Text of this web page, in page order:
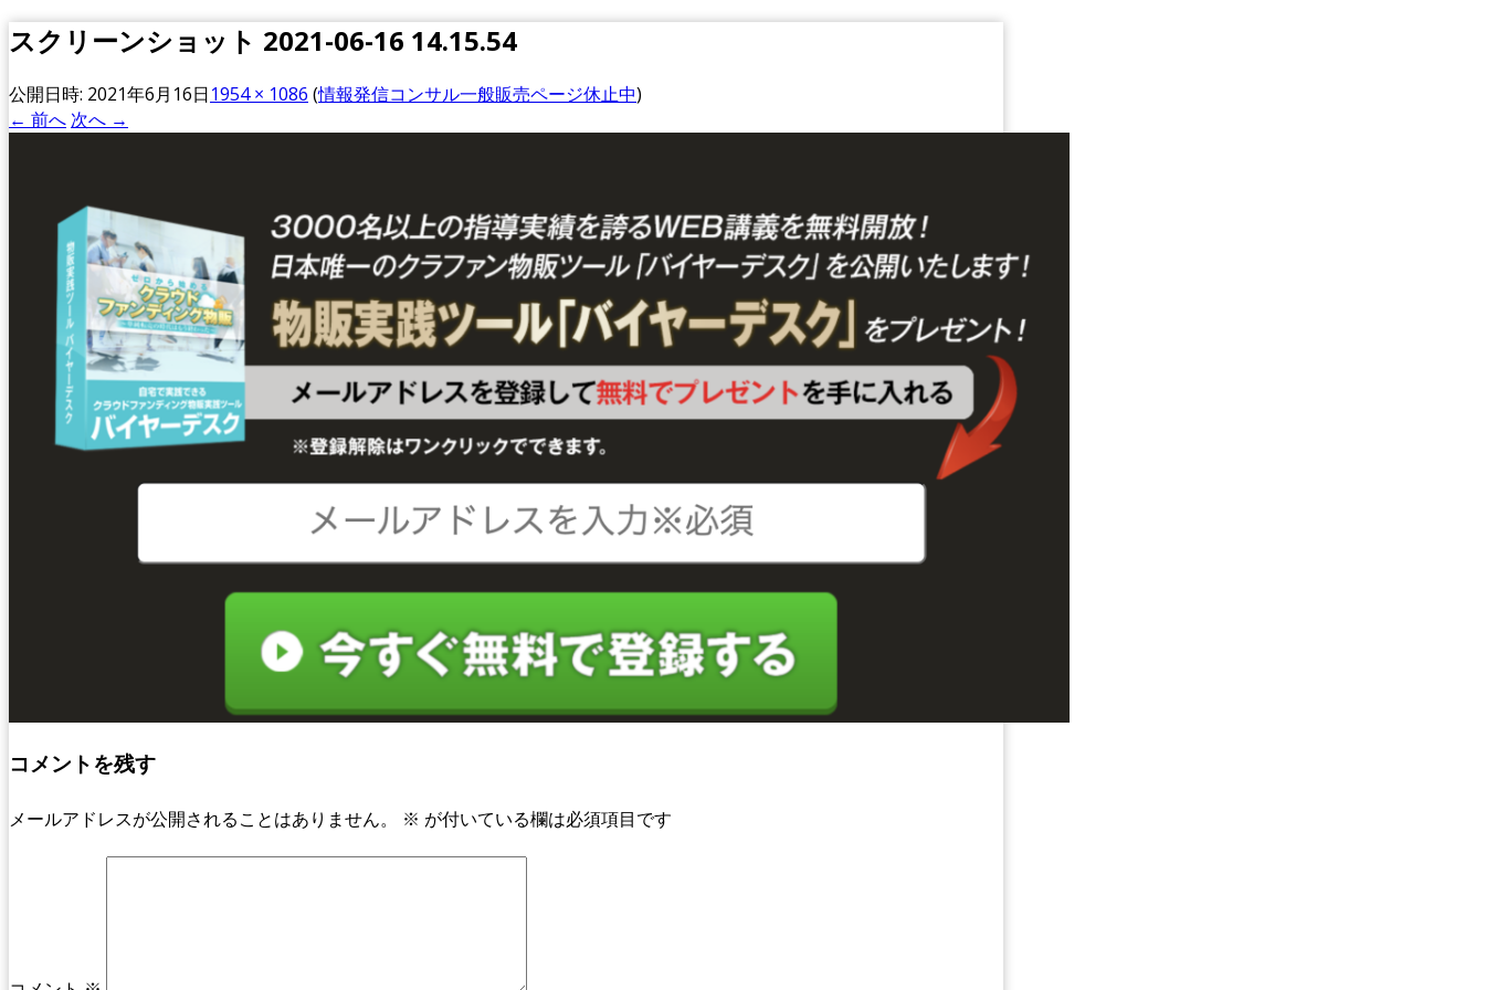
スクリーンショット 2021-06-16 14.15.54
公開日時: 2021年6月16日1954 × 1086 (情報発信コンサル一般販売ページ休止中)
← 前へ 次へ →
コメントを残す
メールアドレスが公開されることはありません。 ※ が付いている欄は必須項目です